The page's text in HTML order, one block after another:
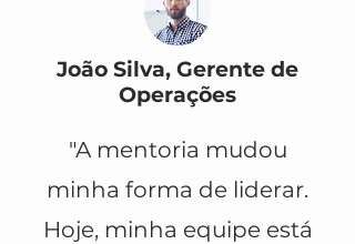
João Silva, Gerente de
Operações
"A mentoria mudou
minha forma de liderar.
Hoje, minha equipe está